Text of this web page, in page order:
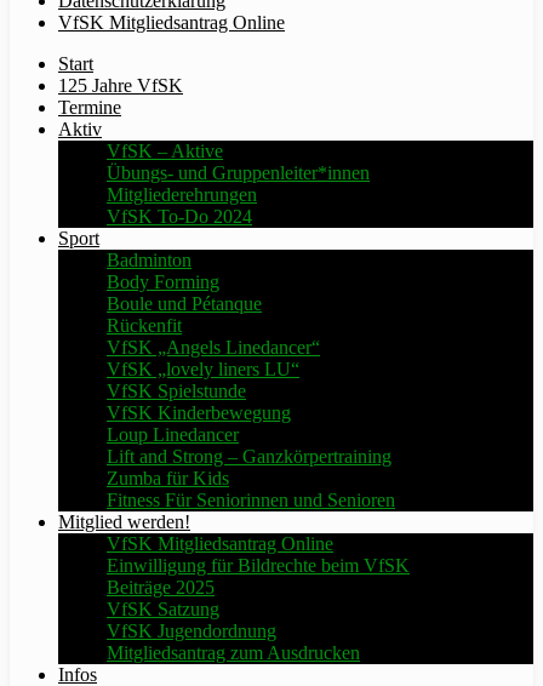
VfSK Mitgliedsantrag Online
Start
125 Jahre VfSK
Termine
Aktiv
VfSK – Aktive
Übungs- und Gruppenleiter*innen
Mitgliederehrungen
VfSK To-Do 2024
Sport
Badminton
Body Forming
Boule und Pétanque
Rückenfit
VfSK „Angels Linedancer“
VfSK „lovely liners LU“
VfSK Spielstunde
VfSK Kinderbewegung
Loup Linedancer
Lift and Strong – Ganzkörpertraining
Zumba für Kids
Fitness Für Seniorinnen und Senioren
Mitglied werden!
VfSK Mitgliedsantrag Online
Einwilligung für Bildrechte beim VfSK
Beiträge 2025
VfSK Satzung
VfSK Jugendordnung
Mitgliedsantrag zum Ausdrucken
Infos